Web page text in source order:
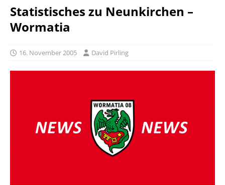
Statistisches zu Neunkirchen –
Wormatia
16. November 2005 David Pirling